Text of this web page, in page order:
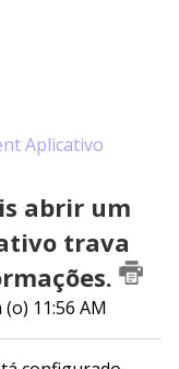
Aplicativo
abrir um
trava
11:56 AM